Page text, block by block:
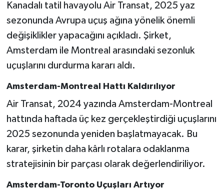
Kanadalı tatil havayolu Air Transat, 2025 yaz
sezonunda Avrupa uçuş ağına yönelik önemli
değişiklikler yapacağını açıkladı. Şirket,
Amsterdam ile Montreal arasındaki sezonluk
uçuşlarını durdurma kararı aldı.
Amsterdam-Montreal Hattı Kaldırılıyor
Air Transat, 2024 yazında Amsterdam-Montreal
hattında haftada üç kez gerçekleştirdiği uçuşlarını
2025 sezonunda yeniden başlatmayacak. Bu
karar, şirketin daha kârlı rotalara odaklanma
stratejisinin bir parçası olarak değerlendiriliyor.
Amsterdam-Toronto Uçuşları Artıyor